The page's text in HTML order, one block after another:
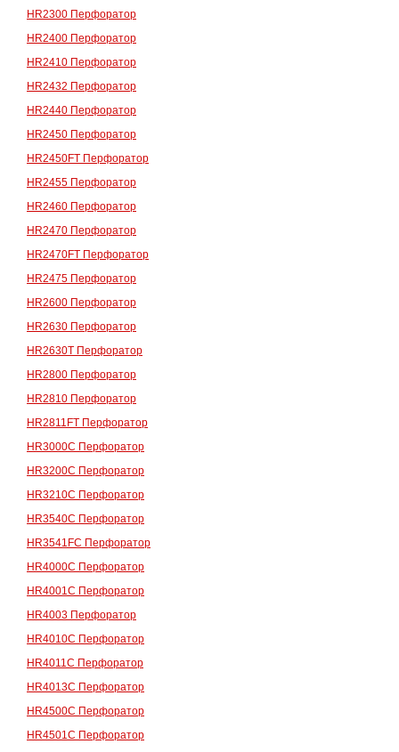
HR2300 Перфоратор
HR2400 Перфоратор
HR2410 Перфоратор
HR2432 Перфоратор
HR2440 Перфоратор
HR2450 Перфоратор
HR2450FT Перфоратор
HR2455 Перфоратор
HR2460 Перфоратор
HR2470 Перфоратор
HR2470FT Перфоратор
HR2475 Перфоратор
HR2600 Перфоратор
HR2630 Перфоратор
HR2630T Перфоратор
HR2800 Перфоратор
HR2810 Перфоратор
HR2811FT Перфоратор
HR3000C Перфоратор
HR3200C Перфоратор
HR3210C Перфоратор
HR3540C Перфоратор
HR3541FC Перфоратор
HR4000C Перфоратор
HR4001C Перфоратор
HR4003 Перфоратор
HR4010C Перфоратор
HR4011C Перфоратор
HR4013C Перфоратор
HR4500C Перфоратор
HR4501C Перфоратор